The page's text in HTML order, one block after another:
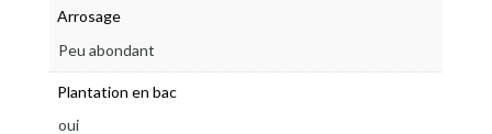
Arrosage
Peu abondant
Plantation en bac
oui